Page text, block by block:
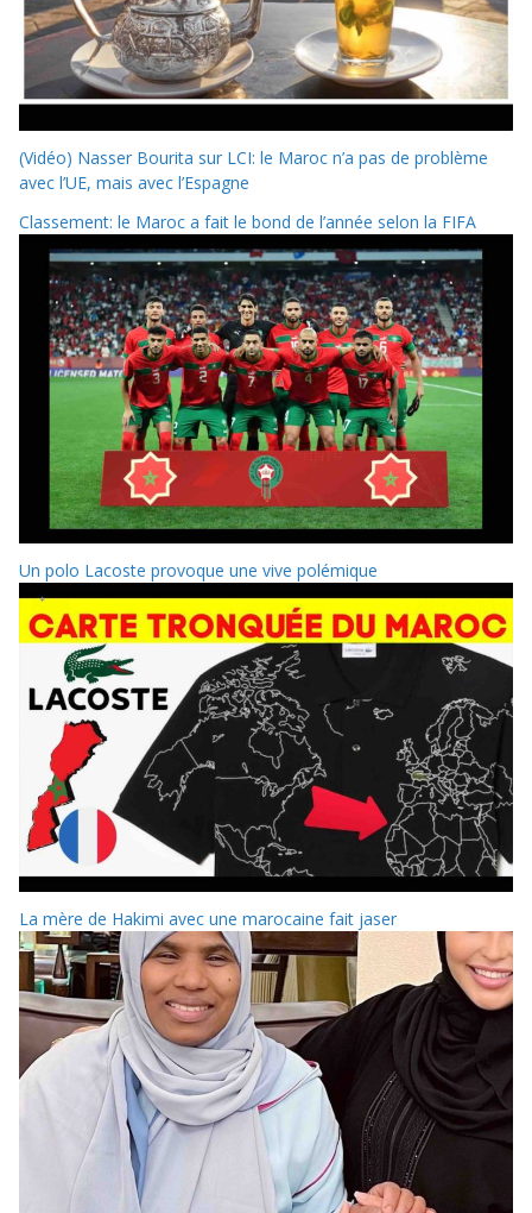
(Vidéo) Nasser Bourita sur LCI: le Maroc n’a pas de problème
avec l’UE, mais avec l’Espagne
Classement: le Maroc a fait le bond de l’année selon la FIFA
Un polo Lacoste provoque une vive polémique
La mère de Hakimi avec une marocaine fait jaser